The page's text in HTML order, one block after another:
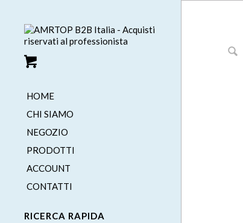
HOME
CHI SIAMO
NEGOZIO
PRODOTTI
ACCOUNT
CONTATTI
RICERCA RAPIDA